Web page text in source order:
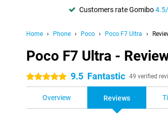
Customers rate Gomibo
Home Phone Poco Poco F7 Ultra
Poco F7 Ultra -
5 stars 9.5 Fantastic 49 verified
Overview Reviews